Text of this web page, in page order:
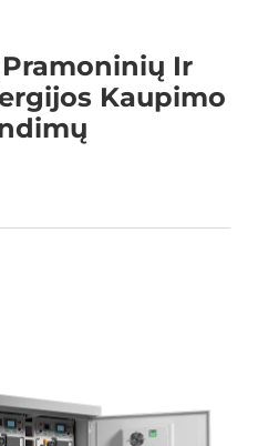
Pramoninių Ir
Kaupimo